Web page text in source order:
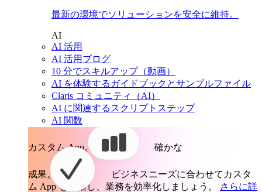
最新の環境でソリューションを安全に維持。
AI
AI 活用
AI 活用ブログ
10 分でスキルアップ（動画）
AI を体験するガイドブックとサンプルファイル
Claris コミュニティ（AI）
AI に関連するスクリプトステップ
AI 関数
カスタム App。 確かな
成果。
ビジネスニーズに合わせてカスタ
ム App を構築し、業務を効率化しましょう。
さらに詳